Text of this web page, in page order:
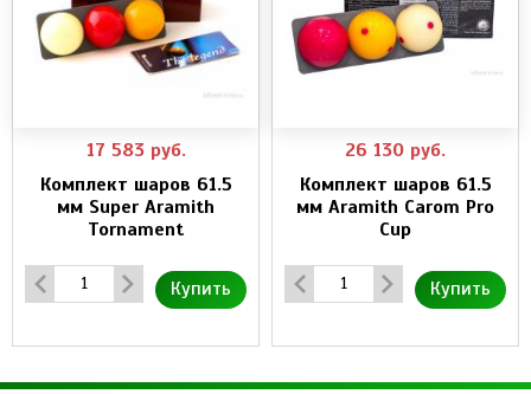
17 583 руб.
Комплект шаров 61.5
мм Super Aramith
Tornament
Купить
26 130 руб.
Комплект шаров 61.5
мм Aramith Carom Pro
Cup
Купить